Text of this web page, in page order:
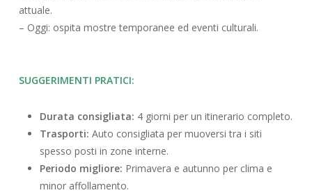
attuale.
– Oggi: ospita mostre temporanee ed eventi culturali.
SUGGERIMENTI PRATICI:
Durata consigliata: 4 giorni per un itinerario completo.
Trasporti: Auto consigliata per muoversi tra i siti
spesso posti in zone interne.
Periodo migliore: Primavera e autunno per clima e
minor affollamento.